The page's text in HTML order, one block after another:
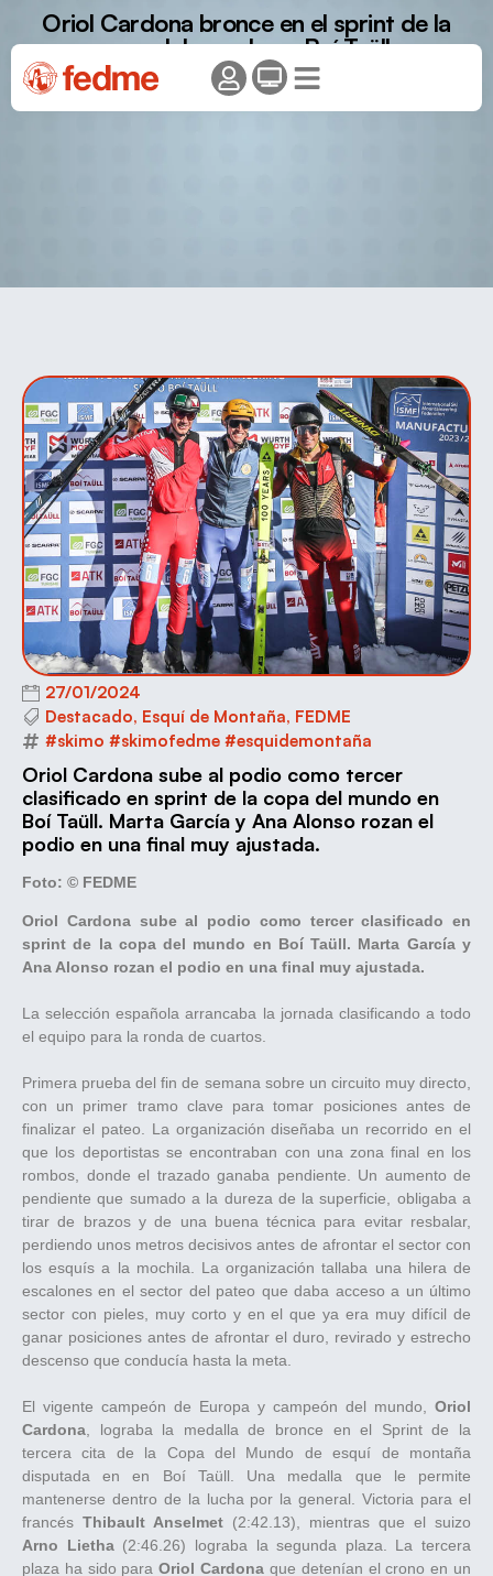
Oriol Cardona bronce en el sprint de la
copa del mundo en Boí Taüll.
27/01/2024
Destacado, Esquí de Montaña, FEDME
#skimo #skimofedme #esquidemontaña
Oriol Cardona sube al podio como tercer
clasificado en sprint de la copa del mundo en
Boí Taüll. Marta García y Ana Alonso rozan el
podio en una final muy ajustada.
Foto: © FEDME
Oriol Cardona sube al podio como tercer clasificado en
sprint de la copa del mundo en Boí Taüll. Marta García y
Ana Alonso rozan el podio en una final muy ajustada.
La selección española arrancaba la jornada clasificando a todo
el equipo para la ronda de cuartos.
Primera prueba del fin de semana sobre un circuito muy directo,
con un primer tramo clave para tomar posiciones antes de
finalizar el pateo. La organización diseñaba un recorrido en el
que los deportistas se encontraban con una zona final en los
rombos, donde el trazado ganaba pendiente. Un aumento de
pendiente que sumado a la dureza de la superficie, obligaba a
tirar de brazos y de una buena técnica para evitar resbalar,
perdiendo unos metros decisivos antes de afrontar el sector con
los esquís a la mochila. La organización tallaba una hilera de
escalones en el sector del pateo que daba acceso a un último
sector con pieles, muy corto y en el que ya era muy difícil de
ganar posiciones antes de afrontar el duro, revirado y estrecho
descenso que conducía hasta la meta.
El vigente campeón de Europa y campeón del mundo, Oriol
Cardona, lograba la medalla de bronce en el Sprint de la
tercera cita de la Copa del Mundo de esquí de montaña
disputada en en Boí Taüll. Una medalla que le permite
mantenerse dentro de la lucha por la general. Victoria para el
francés Thibault Anselmet (2:42.13), mientras que el suizo
Arno Lietha(2:46.26) lograba la segunda plaza. La tercera
plaza ha sido paraOriol Cardona que detenían el crono en un